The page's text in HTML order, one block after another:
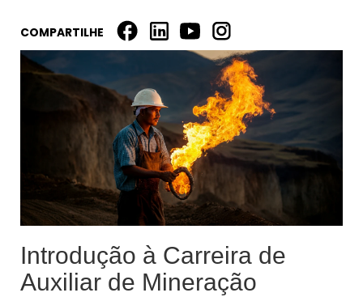
COMPARTILHE
Introdução à Carreira de
Auxiliar de Mineração